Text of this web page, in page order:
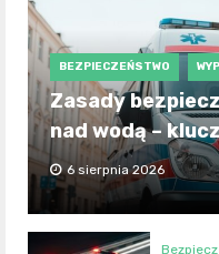
BEZPIECZEŃSTWO
Zasady
nad wodą –
6 sierpnia 2026